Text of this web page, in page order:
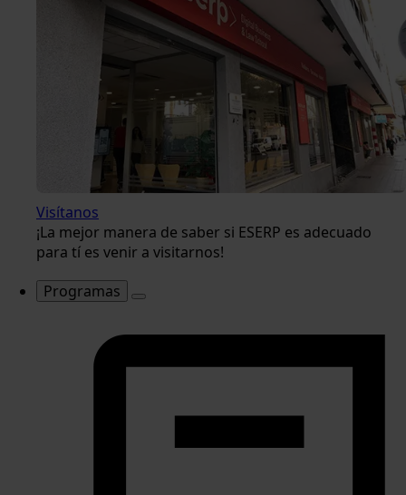
Visítanos
¡La mejor manera de saber si ESERP es adecuado
para tí es venir a visitarnos!
Programas